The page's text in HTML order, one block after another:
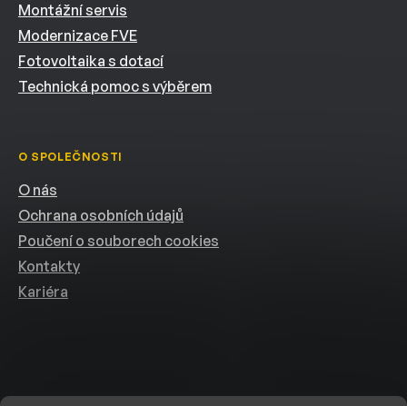
Montážní servis
Modernizace FVE
Fotovoltaika s dotací
Technická pomoc s výběrem
O SPOLEČNOSTI
O nás
Ochrana osobních údajů
Poučení o souborech cookies
Kontakty
Kariéra